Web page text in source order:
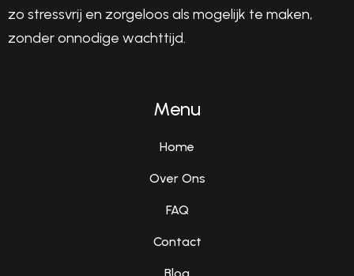
zo stressvrij en zorgeloos als mogelijk te maken,
zonder onnodige wachttijd.
Menu
Home
Over Ons
FAQ
Contact
Blog